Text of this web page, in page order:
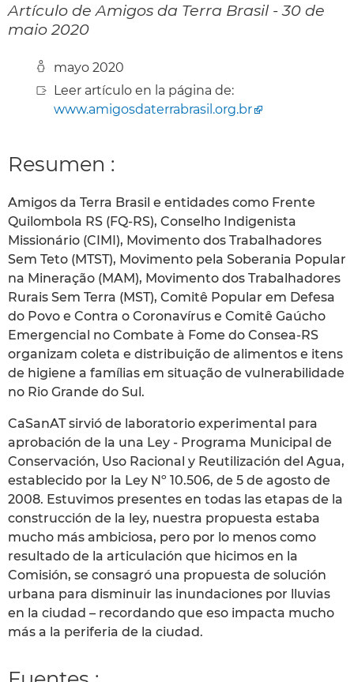
Artículo de Amigos da Terra Brasil - 30 de
maio 2020
mayo 2020
Leer artículo en la página de:
www.amigosdaterrabrasil.org.br
Resumen :
Amigos da Terra Brasil e entidades como Frente
Quilombola RS (FQ-RS), Conselho Indigenista
Missionário (CIMI), Movimento dos Trabalhadores
Sem Teto (MTST), Movimento pela Soberania Popular
na Mineração (MAM), Movimento dos Trabalhadores
Rurais Sem Terra (MST), Comitê Popular em Defesa
do Povo e Contra o Coronavírus e Comitê Gaúcho
Emergencial no Combate à Fome do Consea-RS
organizam coleta e distribuição de alimentos e itens
de higiene a famílias em situação de vulnerabilidade
no Rio Grande do Sul.
CaSanAT sirvió de laboratorio experimental para
aprobación de la una Ley - Programa Municipal de
Conservación, Uso Racional y Reutilización del Agua,
establecido por la Ley Nº 10.506, de 5 de agosto de
2008. Estuvimos presentes en todas las etapas de la
construcción de la ley, nuestra propuesta estaba
mucho más ambiciosa, pero por lo menos como
resultado de la articulación que hicimos en la
Comisión, se consagró una propuesta de solución
urbana para disminuir las inundaciones por lluvias
en la ciudad – recordando que eso impacta mucho
más a la periferia de la ciudad.